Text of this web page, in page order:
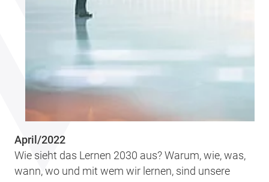
April/2022
Wie sieht das Lernen 2030 aus? Warum, wie, was,
wann, wo und mit wem wir lernen, sind unsere